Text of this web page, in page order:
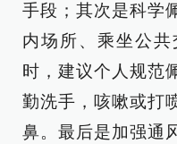
手段；其次是科学
内场所、乘坐公
时，建议个人规范
勤洗手，咳嗽或打
鼻。最后是加强通